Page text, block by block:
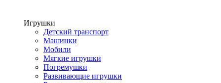
Игрушки
Детский транспорт
Машинки
Мобили
Мягкие игрушки
Погремушки
Развивающие игрушки